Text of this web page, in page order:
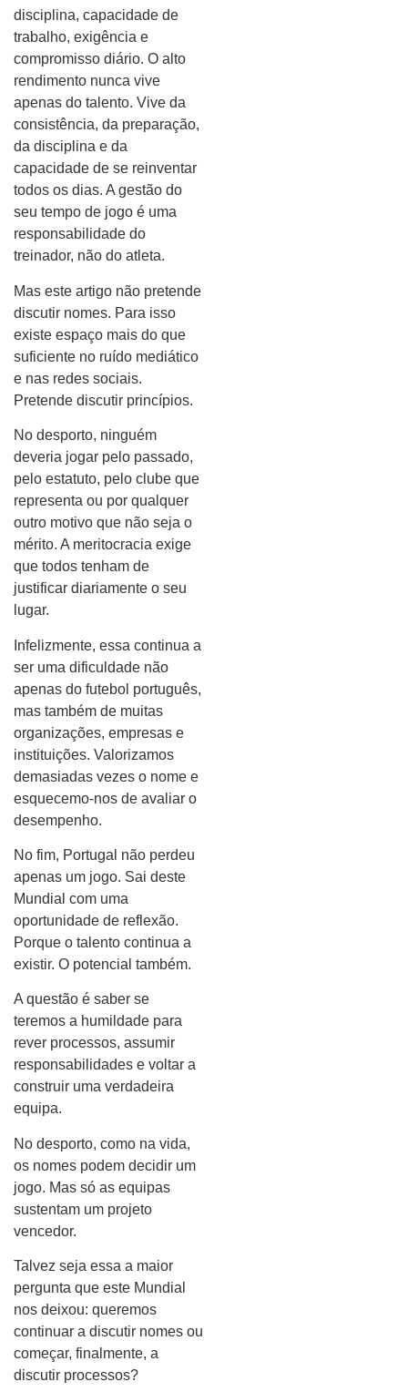
disciplina, capacidade de
trabalho, exigência e
compromisso diário. O alto
rendimento nunca vive
apenas do talento. Vive da
consistência, da preparação,
da disciplina e da
capacidade de se reinventar
todos os dias. A gestão do
seu tempo de jogo é uma
responsabilidade do
treinador, não do atleta.
Mas este artigo não pretende
discutir nomes. Para isso
existe espaço mais do que
suficiente no ruído mediático
e nas redes sociais.
Pretende discutir princípios.
No desporto, ninguém
deveria jogar pelo passado,
pelo estatuto, pelo clube que
representa ou por qualquer
outro motivo que não seja o
mérito. A meritocracia exige
que todos tenham de
justificar diariamente o seu
lugar.
Infelizmente, essa continua a
ser uma dificuldade não
apenas do futebol português,
mas também de muitas
organizações, empresas e
instituições. Valorizamos
demasiadas vezes o nome e
esquecemo-nos de avaliar o
desempenho.
No fim, Portugal não perdeu
apenas um jogo. Sai deste
Mundial com uma
oportunidade de reflexão.
Porque o talento continua a
existir. O potencial também.
A questão é saber se
teremos a humildade para
rever processos, assumir
responsabilidades e voltar a
construir uma verdadeira
equipa.
No desporto, como na vida,
os nomes podem decidir um
jogo. Mas só as equipas
sustentam um projeto
vencedor.
Talvez seja essa a maior
pergunta que este Mundial
nos deixou: queremos
continuar a discutir nomes ou
começar, finalmente, a
discutir processos?